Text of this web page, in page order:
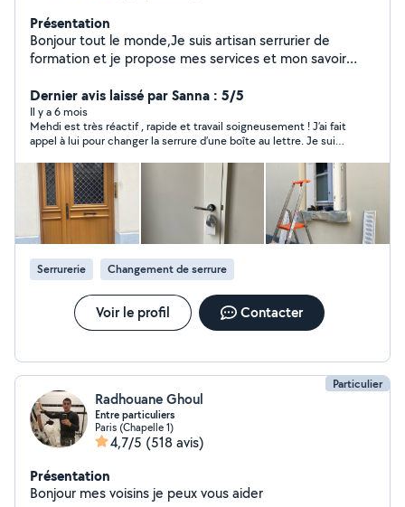
Présentation
Bonjour tout le monde,Je suis artisan serrurier de
formation et je propose mes services et mon savoir
également dans l'installation de serrures connectées. A
bientôt :-)
Dernier avis laissé par Sanna : 5/5
Il y a 6 mois
Mehdi est très réactif , rapide et travail soigneusement ! J’ai fait
appel à lui pour changer la serrure d’une boîte au lettre. Je suis
Serrurerie Changement de serrure
Voir le profil Contacter
Particulier
Radhouane Ghoul
Entre particuliers
Paris (Chapelle 1)
4,7/5 (518 avis)
Présentation
Bonjour mes voisins je peux vous aider